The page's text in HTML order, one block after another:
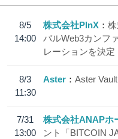
8/5
14:00
株式会社PlnX
バルWeb3カンフ
レーションを決定
8/3
11:30
Aster Aster
7/31
13:00
株式会社ANAPホ
ント「BITCOIN